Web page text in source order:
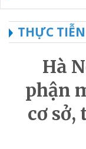
THỰC
Hà
phận
cơ sở,